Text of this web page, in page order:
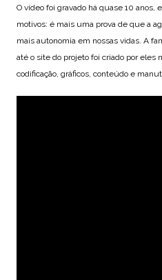
O vídeo foi gravado há quase 10 anos,
motivos: é mais uma prova de que a
mais autonomia em nossas vidas. A
até o site do projeto foi criado por eles
codificação, gráficos, conteúdo e